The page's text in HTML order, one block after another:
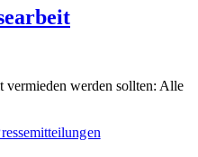
vermieden werden sollten: Alle